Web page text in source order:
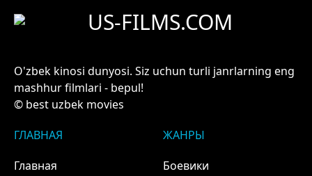
US-FILMS.COM
O'zbek kinosi dunyosi. Siz uchun turli janrlarning eng
mashhur filmlari - bepul!
© best uzbek movies
ГЛАВНАЯ
Главная
ЖАНРЫ
Боевики